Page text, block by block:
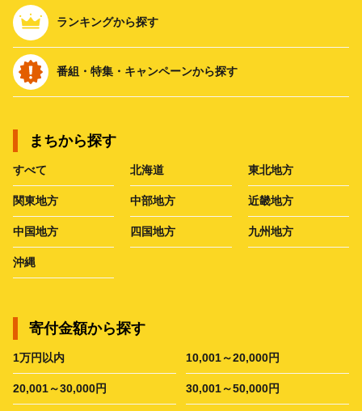
ランキングから探す
番組・特集・キャンペーンから探す
まちから探す
すべて 北海道 東北地方
関東地方 中部地方 近畿地方
中国地方 四国地方 九州地方
沖縄
寄付金額から探す
1万円以内 10,001～20,000円
20,001～30,000円 30,001～50,000円